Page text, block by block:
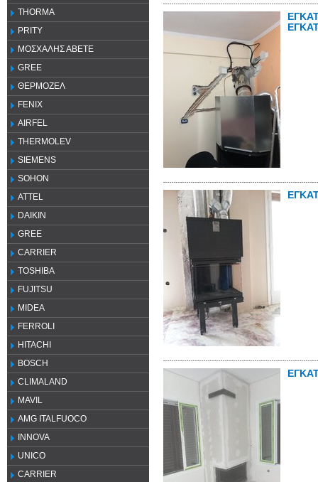
THORMA
PRITY
ΜΟΣΧΑΛΗΣ ΑΒΕΤΕ
GREE
ΘΕΡΜΟΖΕΛ
FENIX
AIRFEL
THERMOLEV
SIEMENS
SOHON
ATTEL
DAIKIN
GREE
CARRIER
TOSHIBA
FUJITSU
MIDEA
FERROLI
HITACHI
BOSCH
CLIMALAND
MAVIL
AMG ITALFUOCO
INNOVA
UNICO
CARRIER